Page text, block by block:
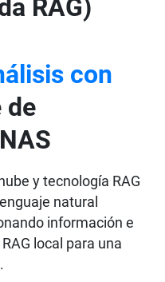
RAG)
con
de
y tecnología RAG
natural
información e
local para una